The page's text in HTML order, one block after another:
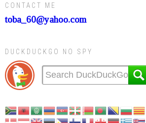
CONTACT ME
toba_60@yahoo.com
DUCKDUCKGO NO SPY